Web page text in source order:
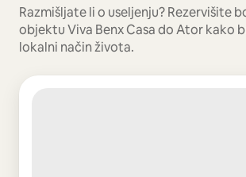
Razmišljate li o useljenju? Rezervišite
objektu Viva Benx Casa do Ator kako
lokalni način života.